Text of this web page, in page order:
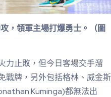
，領軍主場打爆勇士。（圖
力止敗，但今日客場交手溜
戰牌，另外包括格林、威金斯
Kuminga)都無法出